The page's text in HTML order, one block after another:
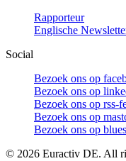
Rapporteur
Englische
Social
Bezoek ons op
Bezoek ons op
Bezoek ons op rss-
Bezoek ons op
Bezoek ons op
© 2026 Euractiv DE. All